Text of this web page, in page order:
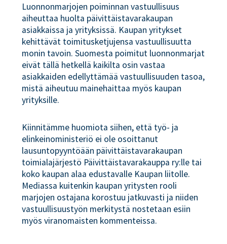
Luonnonmarjojen poiminnan vastuullisuus
aiheuttaa huolta päivittäistavarakaupan
asiakkaissa ja yrityksissä. Kaupan yritykset
kehittävät toimitusketjujensa vastuullisuutta
monin tavoin. Suomesta poimitut luonnonmarjat
eivät tällä hetkellä kaikilta osin vastaa
asiakkaiden edellyttämää vastuullisuuden tasoa,
mistä aiheutuu mainehaittaa myös kaupan
yrityksille.
Kiinnitämme huomiota siihen, että työ- ja
elinkeinoministeriö ei ole osoittanut
lausuntopyyntöään päivittäistavarakaupan
toimialajärjestö Päivittäistavarakauppa ry:lle tai
koko kaupan alaa edustavalle Kaupan liitolle.
Mediassa kuitenkin kaupan yritysten rooli
marjojen ostajana korostuu jatkuvasti ja niiden
vastuullisuustyön merkitystä nostetaan esiin
myös viranomaisten kommenteissa.